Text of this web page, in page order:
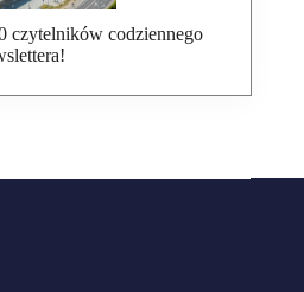
czytelników codziennego